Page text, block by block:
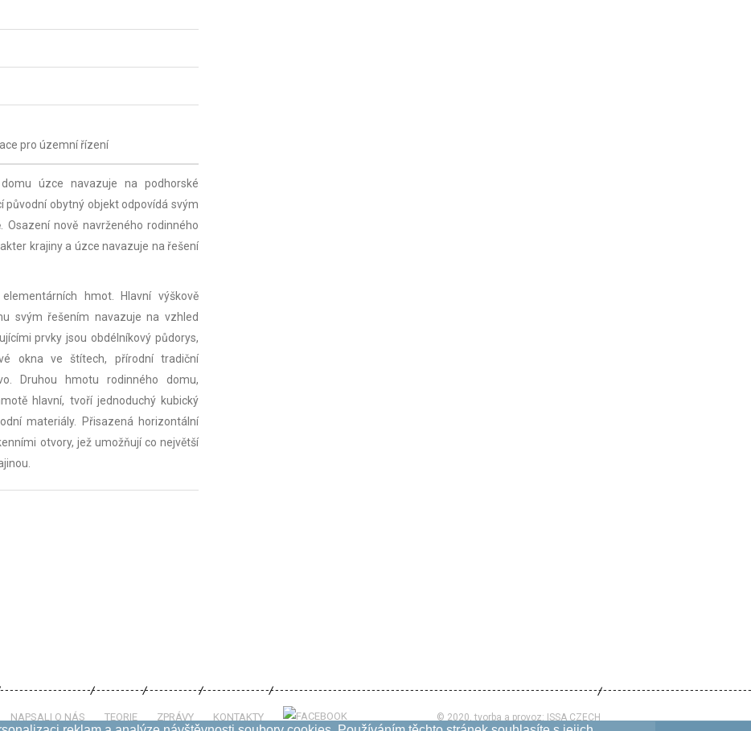
pro územní řízení
úzce navazuje na podhorské
původní obytný objekt odpovídá svým
nově navrženého rodinného
krajiny a úzce navazuje na řešení
hmot. Hlavní výškově
svým řešením navazuje na vzhled
prvky jsou obdélníkový půdorys,
okna ve štítech, přírodní tradiční
Druhou hmotu rodinného domu,
hlavní, tvoří jednoduchý kubický
materiály. Přisazená horizontální
otvory, jež umožňují co největší
NAPSALI O NÁS TEORIE ZPRÁVY KONTAKTY © 2020, tvorba a provoz: ISSA CZECH